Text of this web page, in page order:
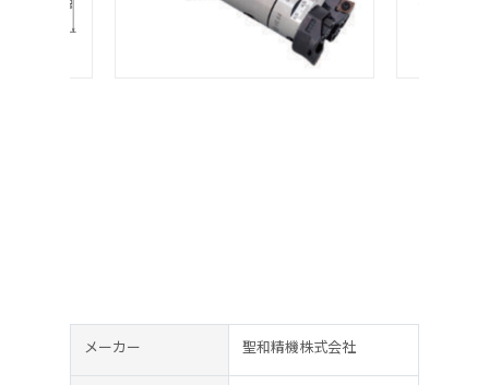
メーカー 聖和精機株式会社